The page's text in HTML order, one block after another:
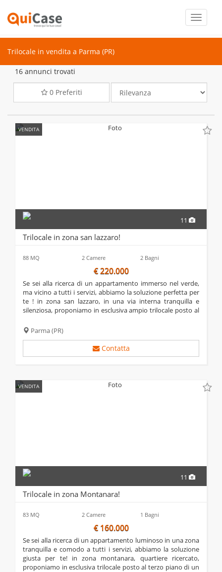
Toggle
Trilocale in vendita a Parma (PR)
16 annunci trovati
0Preferiti
VENDITA
11
Trilocale in zona san lazzaro!
88 MQ 2 Camere 2 Bagni
€ 220.000
se sei alla ricerca di un appartamento immerso nel verde,
ma vicino a tutti i servizi, abbiamo la soluzione perfetta per
te ! in zona san lazzaro, in una via interna tranquilla e
silenziosa, proponiamo in esclusiva ampio trilocale posto al
ampio balcone, cucina...
Parma(PR)
Contatta
VENDITA
11
Trilocale in zona Montanara!
83 MQ 2 Camere 1 Bagni
€ 160.000
se sei alla ricerca di un appartamento luminoso in una zona
tranquilla e comodo a tutti i servizi, abbiamo la soluzione
giusta per te! in zona montanara, quartiere ricercato,
proponiamo in esclusiva trilocale posto al terzo piano di un